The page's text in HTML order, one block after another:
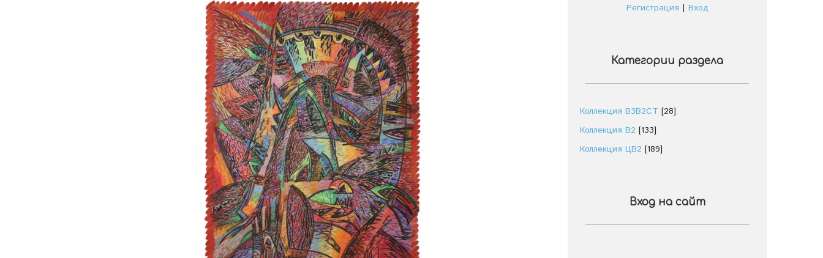
Регистрация | Вход
Категории раздела
Коллекция В3В2СТ [28]
Коллекция В2 [133]
Коллекция ЦВ2 [189]
Вход на сайт